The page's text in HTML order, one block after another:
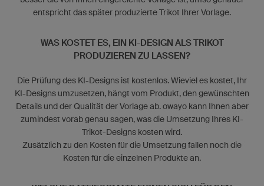
entspricht das später produzierte Trikot Ihrer Vorlage.
WAS KOSTET ES, EIN KI-DESIGN ALS TRIKOT
PRODUZIEREN ZU LASSEN?
Die Prüfung des KI-Designs ist kostenlos. Wieviel es kostet, Ihr
KI-Designs umzusetzen, hängt vom Produkt, den gewünschten
Details und der Qualität der Vorlage ab. owayo kann Ihnen aber
zumindest vorab genau sagen, was die Umsetzung Ihres KI-
Trikot-Designs kosten wird.
Zusätzlich zu den Kosten für die Umsetzung fallen noch die
Kosten für die einzelnen Produkte an.